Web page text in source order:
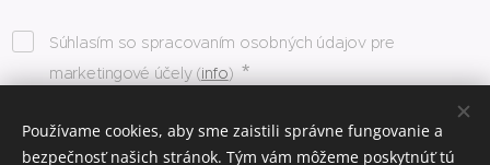
Súhlasím so spracovaním osobných údajov pre
marketingové účely (info)
Odoslať
Používame cookies, aby sme zaistili správne fungovanie a
bezpečnosť našich stránok. Tým vám môžeme poskytnúť tú